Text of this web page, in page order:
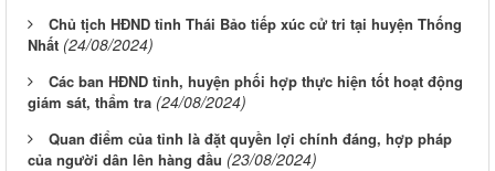
Chủ tịch HĐND tỉnh Thái Bảo tiếp xúc cử tri tại huyện Thống
Nhất (24/08/2024)
Các ban HĐND tỉnh, huyện phối hợp thực hiện tốt hoạt động
giám sát, thẩm tra (24/08/2024)
Quan điểm của tỉnh là đặt quyền lợi chính đáng, hợp pháp
của người dân lên hàng đầu (23/08/2024)